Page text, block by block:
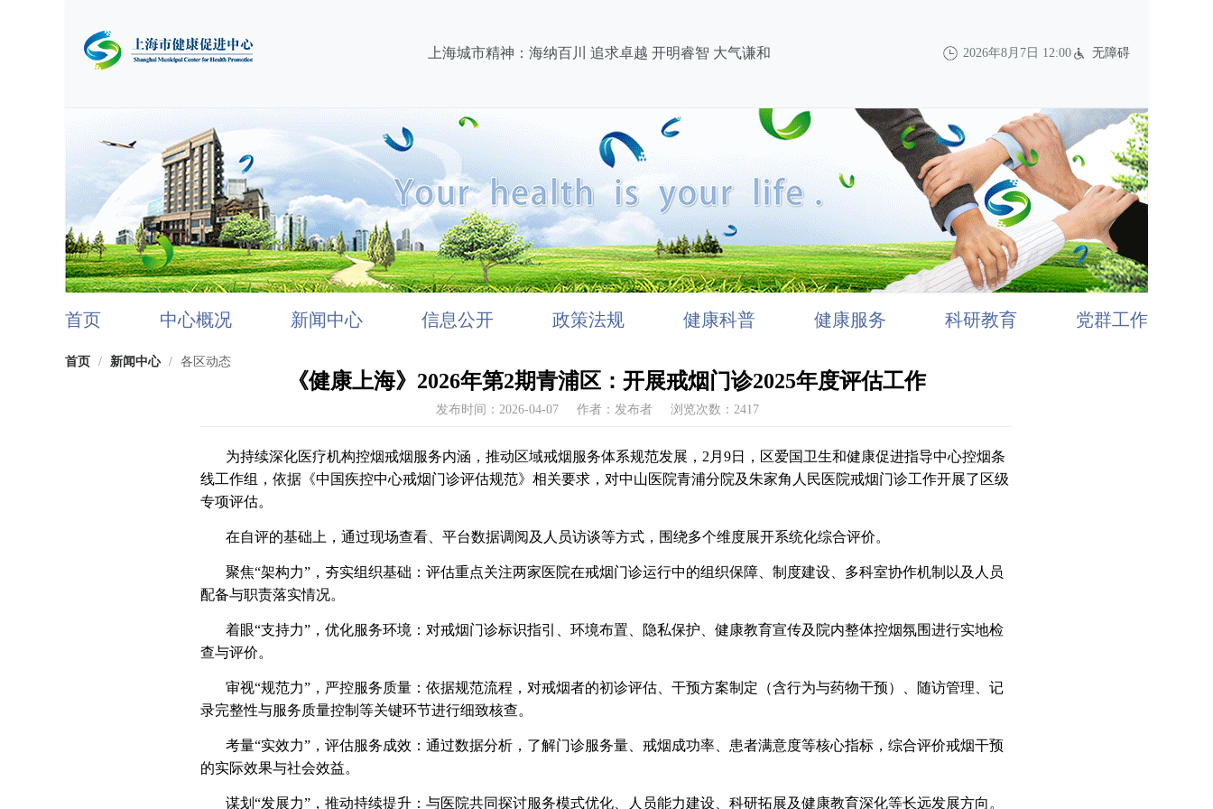
上海城市精神：海纳百川 追求卓越 开明睿智 大气谦和 2026年8月7日 12:00 无障碍
首页 中心概况 新闻中心 信息公开 政策法规 健康科普 健康服务 科研教育 党群工作
首页 / 新闻中心 / 各区动态
《健康上海》2026年第2期青浦区：开展戒烟门诊2025年度评估工作
发布时间：2026-04-07 作者：发布者 浏览次数：2417
为持续深化医疗机构控烟戒烟服务内涵，推动区域戒烟服务体系规范发展，2月9日，区爱国卫生和健康促进指导中心控烟条
线工作组，依据《中国疾控中心戒烟门诊评估规范》相关要求，对中山医院青浦分院及朱家角人民医院戒烟门诊工作开展了区级
专项评估。
在自评的基础上，通过现场查看、平台数据调阅及人员访谈等方式，围绕多个维度展开系统化综合评价。
聚焦“架构力”，夯实组织基础：评估重点关注两家医院在戒烟门诊运行中的组织保障、制度建设、多科室协作机制以及人员
配备与职责落实情况。
着眼“支持力”，优化服务环境：对戒烟门诊标识指引、环境布置、隐私保护、健康教育宣传及院内整体控烟氛围进行实地检
查与评价。
审视“规范力”，严控服务质量：依据规范流程，对戒烟者的初诊评估、干预方案制定（含行为与药物干预）、随访管理、记
录完整性与服务质量控制等关键环节进行细致核查。
考量“实效力”，评估服务成效：通过数据分析，了解门诊服务量、戒烟成功率、患者满意度等核心指标，综合评价戒烟干预
的实际效果与社会效益。
谋划“发展力”，推动持续提升：与医院共同探讨服务模式优化、人员能力建设、科研拓展及健康教育深化等长远发展方向。